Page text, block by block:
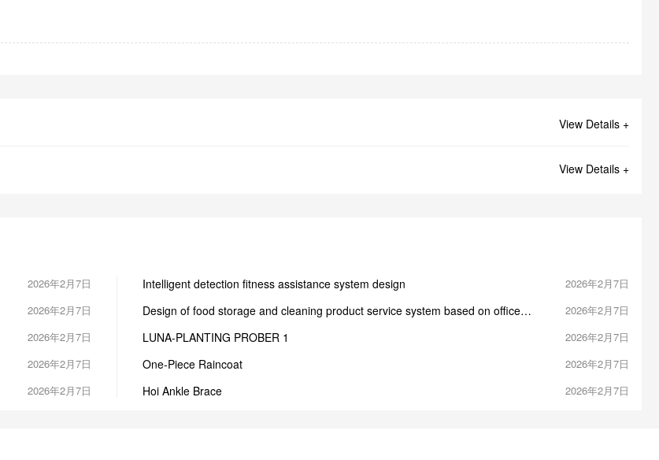
View Details +
View Details +
2026年2月7日
2026年2月7日
2026年2月7日
2026年2月7日
2026年2月7日
Intelligent detection fitness assistance system design 2026年2月7日
Design of food storage and cleaning product service system based on office
2026年2月7日
LUNA-PLANTING PROBER 1 2026年2月7日
One-Piece Raincoat 2026年2月7日
Hoi Ankle Brace 2026年2月7日